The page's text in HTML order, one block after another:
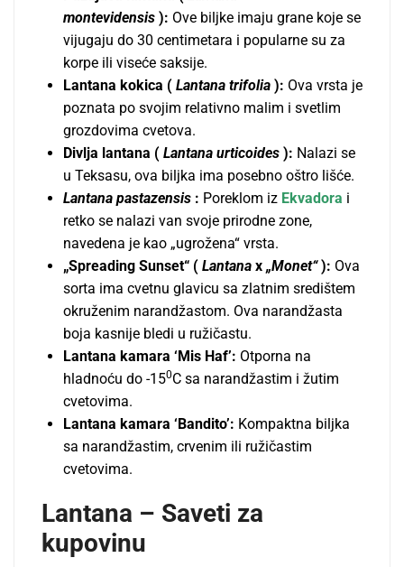
montevidensis ): Ove biljke imaju grane koje se
vijugaju do 30 centimetara i popularne su za
korpe ili viseće saksije.
Lantana kokica ( Lantana trifolia ): Ova vrsta je
poznata po svojim relativno malim i svetlim
grozdovima cvetova.
Divlja lantana ( Lantana urticoides ): Nalazi se
u Teksasu, ova biljka ima posebno oštro lišće.
Lantana pastazensis : Poreklom iz Ekvadora i
retko se nalazi van svoje prirodne zone,
navedena je kao „ugrožena“ vrsta.
„Spreading Sunset“ ( Lantana x „Monet“): Ova
sorta ima cvetnu glavicu sa zlatnim središtem
okruženim narandžastom. Ova narandžasta
boja kasnije bledi u ružičastu.
Lantana kamara ‘Mis Haf’: Otporna na
hladnoću do -150C sa narandžastim i žutim
cvetovima.
Lantana kamara ‘Bandito’: Kompaktna biljka
sa narandžastim, crvenim ili ružičastim
cvetovima.
Lantana – Saveti za
kupovinu